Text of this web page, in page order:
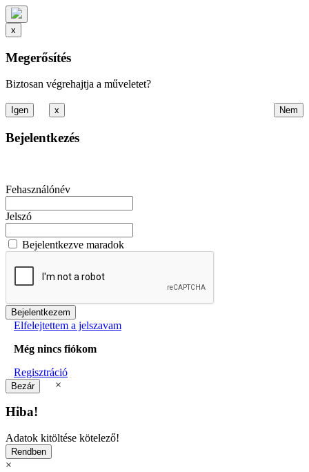
x
Megerősítés
Biztosan végrehajtja a műveletet?
x
Bejelentkezés
Fehasználónév
Jelszó
Bejelentkezve maradok
Elfelejtettem a jelszavam
Még nincs fiókom
Regisztráció
×
Hiba!
Adatok kitöltése kötelező!
×